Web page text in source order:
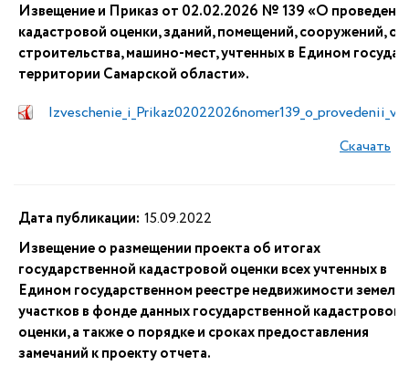
Извещение и Приказ от 02.02.2026 № 139 «О
кадастровой оценки, зданий, помещений, сооружений,
строительства, машино-мест, учтенных в Едином
территории Самарской области».
Скачать
Дата публикации: 15.09.2022
Извещение о размещении проекта об итогах
государственной кадастровой оценки всех учтенных в
Едином государственном реестре недвижимости
участков в фонде данных государственной кадастровой
оценки, а также о порядке и сроках предоставления
замечаний к проекту отчета.